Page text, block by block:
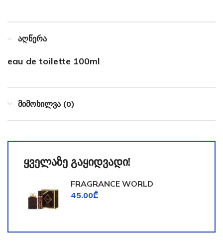
აღწერა
eau de toilette 100ml
მიმოხილვა (0)
ყველაზე გაყიდვადი!
FRAGRANCE WORLD
TOOMFORD
45.00₾